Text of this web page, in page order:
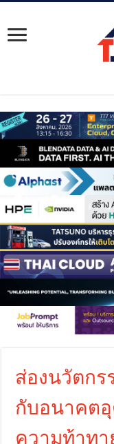
ส่องนวัตกร
กับอนาคตอุ
ความท้าทา